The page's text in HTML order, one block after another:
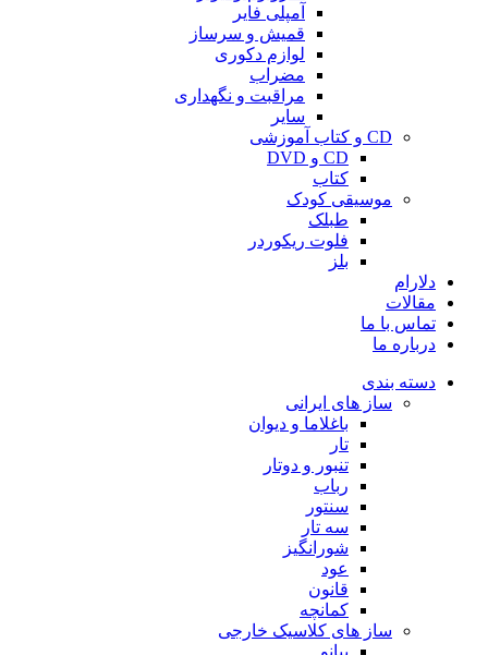
آمپلی فایر
قمیش و سرساز
لوازم دکوری
مضراب
مراقبت و نگهداری
سایر
CD و کتاب آموزشی
CD و DVD
کتاب
موسیقی کودک
طبلک
فلوت ریکوردر
بلز
دلارام
مقالات
تماس با ما
درباره ما
دسته بندی
ساز های ایرانی
باغلاما و دیوان
تار
تنبور و دوتار
رباب
سنتور
سه تار
شورانگیز
عود
قانون
کمانچه
ساز های کلاسیک خارجی
پیانو